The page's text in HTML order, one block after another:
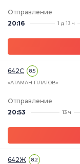
Отправление
20:16
1 д 13 ч
642С 8.5
«АТАМАН ПЛАТОВ»
Отправление
20:53
13 ч
642Ж 8.2